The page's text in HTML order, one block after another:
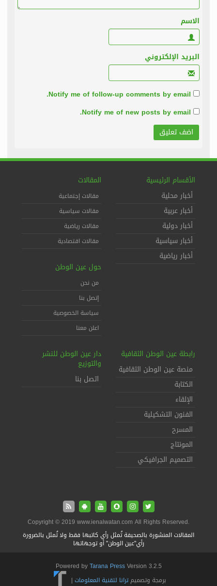
الاسم
البريد الإلكتروني
Notify me of follow-up comments by email.
Notify me of new posts by email.
الأقسام الرئيسية
أخبار محلية
أخبار عربية
أخبار دولية
أخبار سياسية
أخبار رياضية
المقالات
مقالات إجتماعية
مقالات سياسية
مقالات رياضية
مقالات اقتصادية
حول عين الوطن
من نحن
إتصل بنا
سياسة الخصوصية
اعلن معنا
رابطة عين الوطن الثقافية
منصة عين الوطن الثقافية
الكتابة
الإلقاء
الفنون التشكيلية
المسرح
المونتاج
التصميم الجرافيكي
دار عين الوطن للنشر
والتوزيع
اتصل بنا
Copyright © 2019 www.ienalwatan.com All Rights Reserved.
المقالات المنشورة بالصحيفة تُمثل رأي كاتبها فقط ولا تُمثل بالضرورة
رأي"عين الوطن" أو توجهاتها
Powered byTarana PressVersion 3.2.5
برمجة وتصميمترانا لتقنية المعلومات |